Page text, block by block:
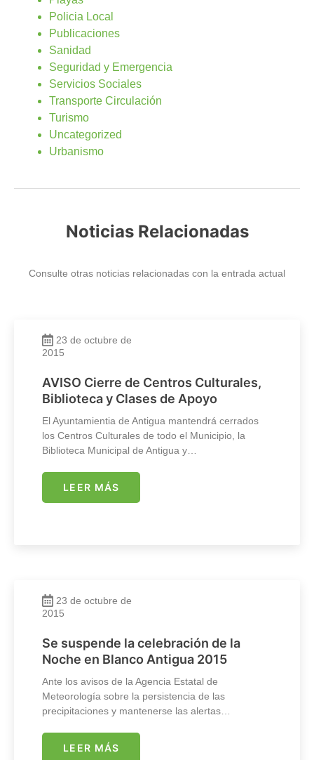
Policia Local
Publicaciones
Sanidad
Seguridad y Emergencia
Servicios Sociales
Transporte Circulación
Turismo
Uncategorized
Urbanismo
Noticias Relacionadas
Consulte otras noticias relacionadas con la entrada actual
23 de octubre de
2015
AVISO Cierre de Centros Culturales,
Biblioteca y Clases de Apoyo
El Ayuntamientia de Antigua mantendrá cerrados
los Centros Culturales de todo el Municipio, la
Biblioteca Municipal de Antigua y…
LEER MÁS
23 de octubre de
2015
Se suspende la celebración de la
Noche en Blanco Antigua 2015
Ante los avisos de la Agencia Estatal de
Meteorología sobre la persistencia de las
precipitaciones y mantenerse las alertas…
LEER MÁS